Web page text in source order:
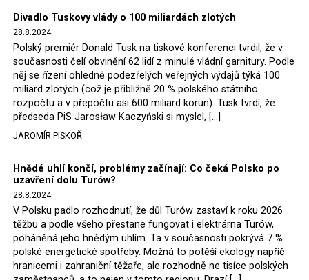
Hołownia, přímo řekli, že by se polská vláda měla
tomuto rozhodnutí podřídit.
Rozhodnutí polského ministra spravedlnosti jistě potěší
německé, české a polské ekology, ale i těžaře. Je těžké si
představit, že by o takové věci rozhodoval sám ministr
Bodnar. Musel získat politický souhlas vládnoucí koalice.
Stále jsou totiž platné argumenty Morawieckého vlády,
že důl i elektrárna jsou – kromě zabezpečování cca 7 %
polského energetického mixu – klíčovými podniky, spolu
se svými dceřinými společnostmi zaměstnávají cca pět
tisíc lidí. Navíc s činností dolu a elektrárny nepřímo
souvisí dalších několik desítek tisíc pracovních míst v
regionu. Zelená politika ale opět zvítězila.
Rozhodnutí polského ministra spravedlnosti jistě potěší
Divadlo Tuskovy vlády o 100 miliardách zlotých
28.8.2024
Polský premiér Donald Tusk na tiskové konferenci tvrdil, že v
současnosti čelí obvinění 62 lidí z minulé vládní garnitury. Podle
něj se řízení ohledně podezřelých veřejných výdajů týká 100
miliard zlotých (což je přibližně 20 % polského státního
rozpočtu a v přepočtu asi 600 miliard korun). Tusk tvrdí, že
předseda PiS Jarosław Kaczyński si myslel, […]
JAROMÍR PISKOŘ
Hnědé uhlí končí, problémy začínají: Co čeká Polsko po
uzavření dolu Turów?
28.8.2024
V Polsku padlo rozhodnutí, že důl Turów zastaví k roku 2026
těžbu a podle všeho přestane fungovat i elektrárna Turów,
poháněná jeho hnědým uhlím. Ta v současnosti pokrývá 7 %
polské energetické spotřeby. Možná to potěší ekology napříč
hranicemi i zahraniční těžaře, ale rozhodně ne tisíce polských